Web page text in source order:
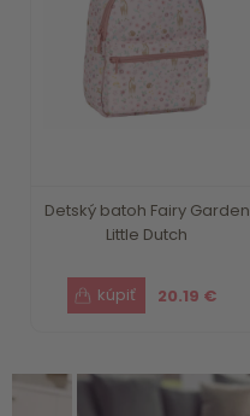
Detský batoh Fairy Garden
Little Dutch
20.19 €